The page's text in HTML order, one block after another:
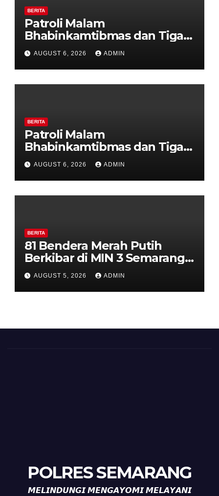
BERITA
Patroli Malam
Bhabinkamtibmas dan Tiga
Pilar Kelurahan Ungaran
Perkuat Kamtibmas, Warga
Diajak Aktifkan Ronda
AUGUST 6, 2026 ADMIN
BERITA
Patroli Malam
Bhabinkamtibmas dan Tiga
Pilar Kelurahan Ungaran
Perkuat Kamtibmas, Warga
Diajak Aktifkan Ronda
AUGUST 6, 2026 ADMIN
BERITA
81 Bendera Merah Putih
Berkibar di MIN 3 Semarang,
Bhabinkamtibmas Desa
Timpik Hadiri Peringatan
HUT ke-81 Kemerdekaan RI
AUGUST 5, 2026 ADMIN
POLRES SEMARANG
𝙈𝙀𝙇𝙄𝙉𝘿𝙐𝙉𝙂𝙄 𝙈𝙀𝙉𝙂𝘼𝙔𝙊𝙈𝙄 𝙈𝙀𝙇𝘼𝙔𝘼𝙉𝙄